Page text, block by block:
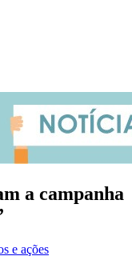
a campanha
e ações